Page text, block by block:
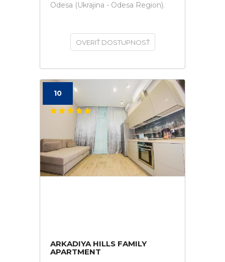
Odesa (Ukrajina - Odesa Region).
OVERIŤ DOSTUPNOSŤ
10
ARKADIYA HILLS FAMILY
APARTMENT